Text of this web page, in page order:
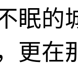
眠的
更在